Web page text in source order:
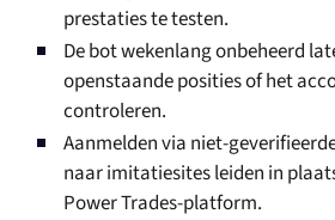
prestaties te testen.
De bot wekenlang onbeheerd
openstaande posities of het
controleren.
Aanmelden via niet-
naar imitatiesites leiden in
Power Trades-platform.